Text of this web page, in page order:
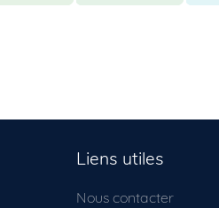
Liens utiles
Nous contacter